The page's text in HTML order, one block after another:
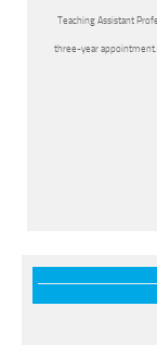
Teaching Assistant
three-year appointment.